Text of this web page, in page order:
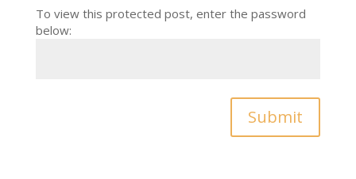
To view this protected post, enter the password
below:
Submit